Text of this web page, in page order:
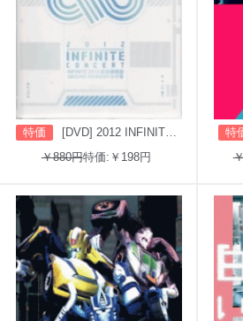
特価
[DVD] 2012 INFINITE CONCERT SECOND INVASION: EVOLUTION
￥880円特価:￥198円
特